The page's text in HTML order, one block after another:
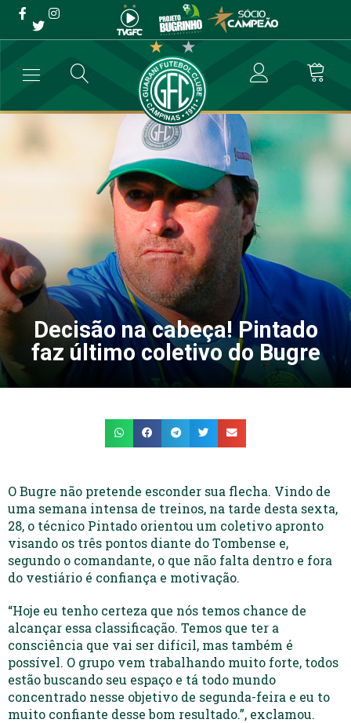
Decisão na cabeça! Pintado
faz último coletivo do
Bugre
Futebol Profissional → Decisão na cabeça! Pintado faz último
Decisão na cabeça! Pintado
faz último coletivo do Bugre
O Bugre não pretende esconder sua flecha. Vindo de
uma semana intensa de treinos, na tarde desta sexta,
28, o técnico Pintado orientou um coletivo apronto
visando os três pontos diante do Tombense e,
segundo o comandante, o que não falta dentro e fora
do vestiário é confiança e motivação.
“Hoje eu tenho certeza que nós temos chance de
alcançar essa classificação. Temos que ter a
consciência que vai ser difícil, mas também é
possível. O grupo vem trabalhando muito forte, todos
estão buscando seu espaço e tá todo mundo
concentrado nesse objetivo de segunda-feira e eu to
muito confiante desse bom resultado.”, exclamou.